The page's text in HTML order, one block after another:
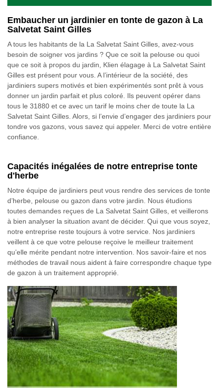
Embaucher un jardinier en tonte de gazon à La
Salvetat Saint Gilles
A tous les habitants de la La Salvetat Saint Gilles, avez-vous
besoin de soigner vos jardins ? Que ce soit la pelouse ou quoi
que ce soit à propos du jardin, Klien élagage à La Salvetat Saint
Gilles est présent pour vous. A l’intérieur de la société, des
jardiniers supers motivés et bien expérimentés sont prêt à vous
donner un jardin parfait et plus coloré. Ils peuvent opérer dans
tous le 31880 et ce avec un tarif le moins cher de toute la La
Salvetat Saint Gilles. Alors, si l’envie d’engager des jardiniers pour
tondre vos gazons, vous savez qui appeler. Merci de votre entière
confiance.
Capacités inégalées de notre entreprise tonte
d'herbe
Notre équipe de jardiniers peut vous rendre des services de tonte
d’herbe, pelouse ou gazon dans votre jardin. Nous étudions
toutes demandes reçues de La Salvetat Saint Gilles, et veillerons
à bien analyser la situation avant de décider. Qui que vous soyez,
notre entreprise reste toujours à votre service. Nos jardiniers
veillent à ce que votre pelouse reçoive le meilleur traitement
qu’elle mérite pendant notre intervention. Nos savoir-faire et nos
méthodes de travail nous aident à faire correspondre chaque type
de gazon à un traitement approprié.